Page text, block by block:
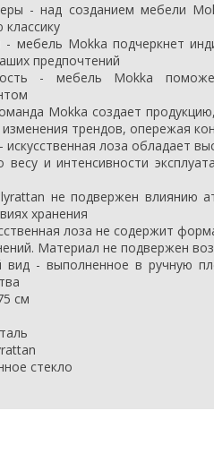
- над созданием мебели
классику
мебель Mokka подчеркнет
предпочтений
- мебель Mokka
Mokka создает
трендов, опережая
искусственная лоза обладает
весу и интенсивности
не подвержен влиянию
хранения
лоза не содержит
Материал не подвержен
- выполненное в ручную
см
стекло